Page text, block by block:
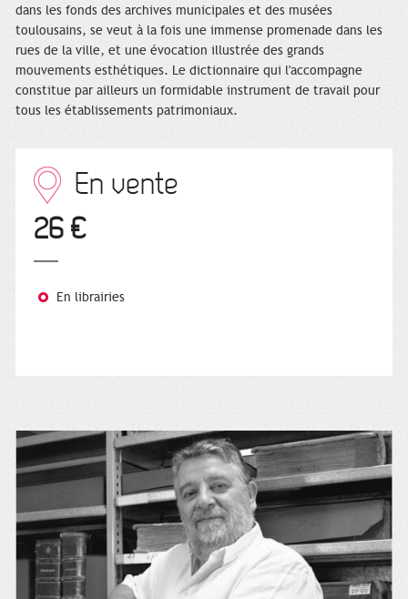
dans les fonds des archives municipales et des musées
toulousains, se veut à la fois une immense promenade dans les
rues de la ville, et une évocation illustrée des grands
mouvements esthétiques. Le dictionnaire qui l'accompagne
constitue par ailleurs un formidable instrument de travail pour
tous les établissements patrimoniaux.
En vente
26 €
En librairies